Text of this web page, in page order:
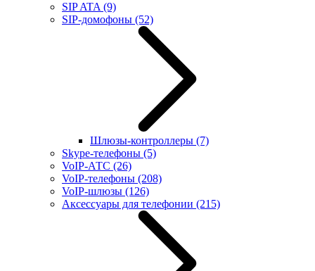
SIP ATA (9)
SIP-домофоны (52)
Шлюзы-контроллеры (7)
Skype-телефоны (5)
VoIP-АТС (26)
VoIP-телефоны (208)
VoIP-шлюзы (126)
Аксессуары для телефонии (215)